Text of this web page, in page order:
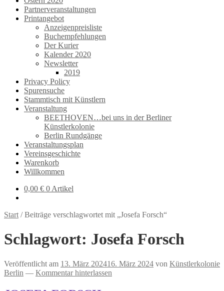
Partnerveranstaltungen
Printangebot
Anzeigenpreisliste
Buchempfehlungen
Der Kurier
Kalender 2020
Newsletter
2019
Privacy Policy
Spurensuche
Stammtisch mit Künstlern
Veranstaltung
BEETHOVEN…bei uns in der Berliner
Künstlerkolonie
Berlin Rundgänge
Veranstaltungsplan
Vereinsgeschichte
Warenkorb
Willkommen
0,00 € 0 Artikel
Start /Beiträge verschlagwortet mit „Josefa Forsch“
Schlagwort: Josefa Forsch
Veröffentlicht am 13. März 202416. März 2024 von Künstlerkolonie
Berlin — Kommentar hinterlassen